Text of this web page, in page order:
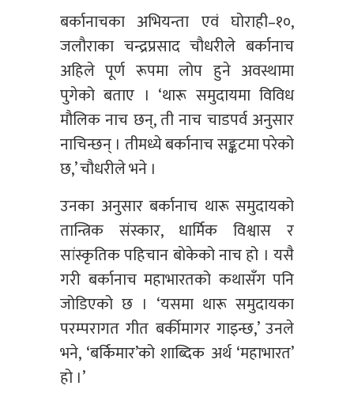
बर्कानाचका अभियन्ता एवं घोराही–१०,
जलौराका चन्द्रप्रसाद चौधरीले बर्कानाच
अहिले पूर्ण रूपमा लोप हुने अवस्थामा
पुगेको बताए । ‘थारू समुदायमा विविध
मौलिक नाच छन्, ती नाच चाडपर्व अनुसार
नाचिन्छन् । तीमध्ये बर्कानाच सङ्कटमा परेको
छ,’ चौधरीले भने ।
उनका अनुसार बर्कानाच थारू समुदायको
तान्त्रिक संस्कार, धार्मिक विश्वास र
सांस्कृतिक पहिचान बोकेको नाच हो । यसै
गरी बर्कानाच महाभारतको कथासँग पनि
जोडिएको छ । ‘यसमा थारू समुदायका
परम्परागत गीत बर्कीमागर गाइन्छ,’ उनले
भने, ‘बर्किमार’को शाब्दिक अर्थ ‘महाभारत’
हो ।’